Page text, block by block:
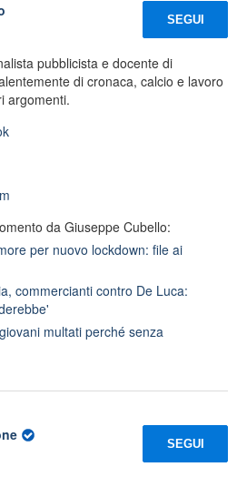
SEGUI
pubblicista e docente di
di cronaca, calcio e lavoro
argomenti.
da Giuseppe Cubello:
per nuovo lockdown: file ai
commercianti contro De Luca:
multati perché senza
SEGUI